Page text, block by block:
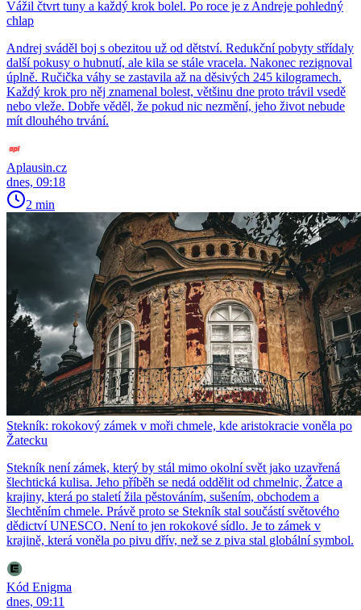
Vážil čtvrt tuny a každý krok bolel. Po roce je z Andreje pohledný
chlap
Andrej sváděl boj s obezitou už od dětství. Redukční pobyty střídaly
další pokusy o hubnutí, ale kila se stále vracela. Nakonec rezignoval
úplně. Ručička váhy se zastavila až na děsivých 245 kilogramech.
Každý krok pro něj znamenal bolest, většinu dne proto trávil vsedě
nebo vleže. Dobře věděl, že pokud nic nezmění, jeho život nebude
mít dlouhého trvání.
Aplausin.cz
dnes, 09:18
2 min
Stekník: rokokový zámek v moři chmele, kde aristokracie voněla po
Žatecku
Stekník není zámek, který by stál mimo okolní svět jako uzavřená
šlechtická kulisa. Jeho příběh se nedá oddělit od chmelnic, Žatce a
krajiny, která po staletí žila pěstováním, sušením, obchodem a
šlechtěním chmele. Právě proto se Stekník stal součástí světového
dědictví UNESCO. Není to jen rokokové sídlo. Je to zámek v
krajině, která voněla po pivu dřív, než se z piva stal globální symbol.
Kód Enigma
dnes, 09:11